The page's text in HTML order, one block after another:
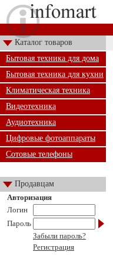
Каталог товаров
Бытовая техника для дома
Бытовая техника для кухни
Климатическая техника
Видеотехника
Аудиотехника
Цифровые фотоаппараты
Сотовые телефоны
Продавцам
Авторизация
Логин
Пароль
Забыли пароль?
Регистрация